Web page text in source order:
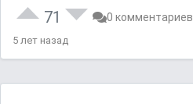
71 0 комментариев
5 лет назад